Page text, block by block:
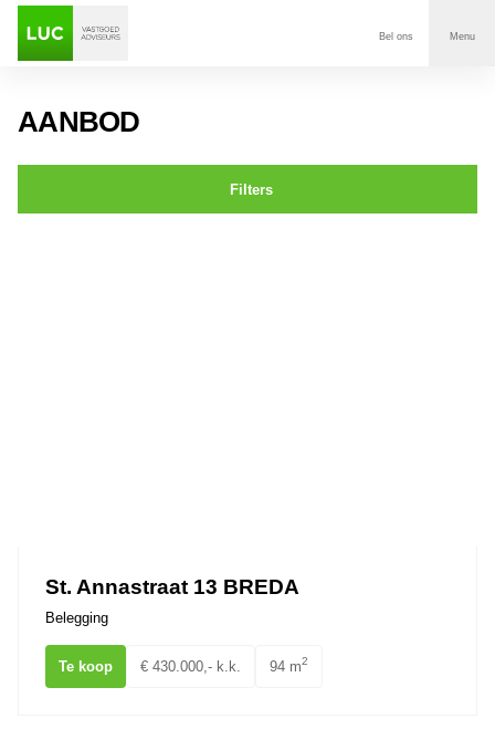
Bel ons Menu
AANBOD
Filters
St. Annastraat 13 BREDA
Belegging
Te koop € 430.000,- k.k. 94 m2